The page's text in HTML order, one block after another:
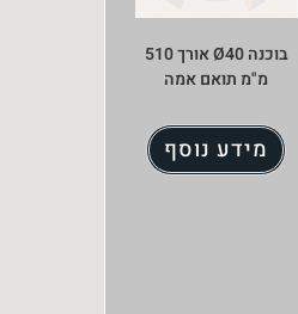
בוכנה Ø40 אורך 510
מ"מ תואם אמה
מידע נוסף